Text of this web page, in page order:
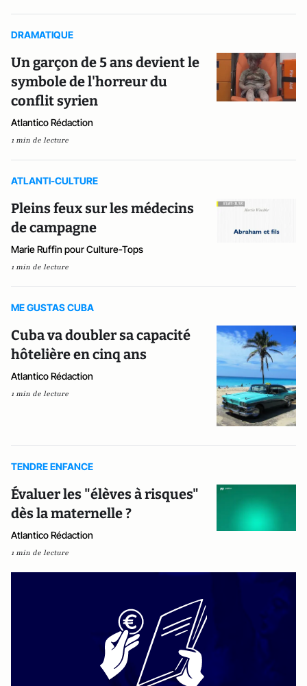
DRAMATIQUE
Un garçon de 5 ans devient le
symbole de l'horreur du
conflit syrien
Atlantico Rédaction
1 min de lecture
ATLANTI-CULTURE
Pleins feux sur les médecins
de campagne
Marie Ruffin pour Culture-Tops
1 min de lecture
ME GUSTAS CUBA
Cuba va doubler sa capacité
hôtelière en cinq ans
Atlantico Rédaction
1 min de lecture
TENDRE ENFANCE
Évaluer les "élèves à risques"
dès la maternelle ?
Atlantico Rédaction
1 min de lecture